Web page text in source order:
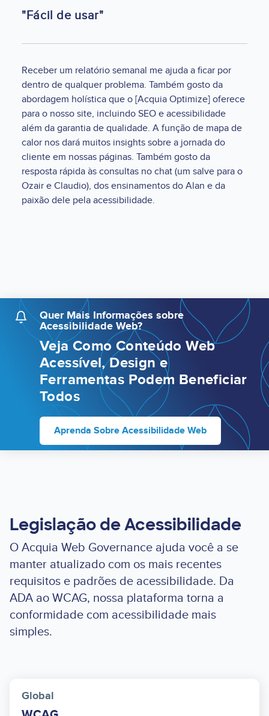
"Fácil de usar"
Receber um relatório semanal me ajuda a ficar por
dentro de qualquer problema. Também gosto da
abordagem holística que o [Acquia Optimize] oferece
para o nosso site, incluindo SEO e acessibilidade
além da garantia de qualidade. A função de mapa de
calor nos dará muitos insights sobre a jornada do
cliente em nossas páginas. Também gosto da
resposta rápida às consultas no chat (um salve para o
Ozair e Claudio), dos ensinamentos do Alan e da
paixão dele pela acessibilidade.
Quer Mais Informações sobre
Acessibilidade Web?
Veja Como Conteúdo Web
Acessível, Design e
Ferramentas Podem Beneficiar
Todos
Aprenda Sobre Acessibilidade Web
Legislação de Acessibilidade
O Acquia Web Governance ajuda você a se
manter atualizado com os mais recentes
requisitos e padrões de acessibilidade. Da
ADA ao WCAG, nossa plataforma torna a
conformidade com acessibilidade mais
simples.
Global